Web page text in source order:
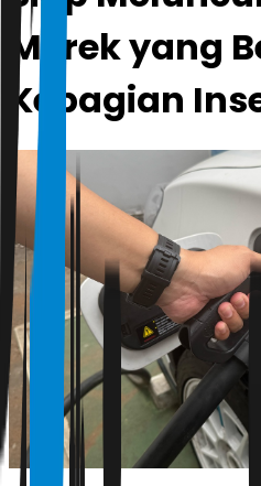
Merek yang
Kebagian